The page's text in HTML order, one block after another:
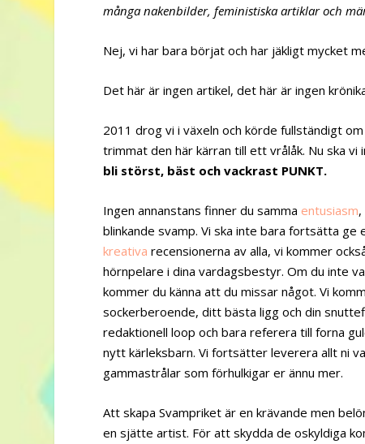
många nakenbilder, feministiska artiklar och
Nej, vi har bara börjat och har jäkligt mycket
Det här är ingen artikel, det här är ingen
2011 drog vi i växeln och körde fullständigt
trimmat den här kärran till ett vrålåk. Nu ska
bli störst, bäst och vackrast PUNKT.
Ingen annanstans finner du samma entusiasm,
blinkande svamp. Vi ska inte bara fortsätta ge
kreativa recensionerna av alla, vi kommer
hörnpelare i dina vardagsbestyr. Om du inte
kommer du känna att du missar något. Vi
sockerberoende, ditt bästa ligg och din
redaktionell loop och bara referera till forna
nytt kärleksbarn. Vi fortsätter leverera allt ni
gammastrålar som förhulkigar er ännu mer.
Att skapa Svampriket är en krävande men
en sjätte artist. För att skydda de oskyldiga